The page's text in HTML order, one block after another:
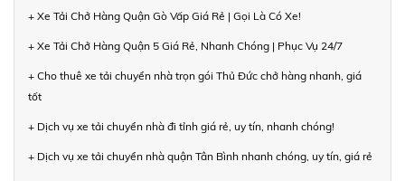
+ Xe Tải Chở Hàng Quận Gò Vấp Giá Rẻ | Gọi Là Có Xe!
+ Xe Tải Chở Hàng Quận 5 Giá Rẻ, Nhanh Chóng | Phục Vụ 24/7
+ Cho thuê xe tải chuyển nhà trọn gói Thủ Đức chở hàng nhanh, giá
tốt
+ Dịch vụ xe tải chuyển nhà đi tỉnh giá rẻ, uy tín, nhanh chóng!
+ Dịch vụ xe tải chuyển nhà quận Tân Bình nhanh chóng, uy tín, giá rẻ